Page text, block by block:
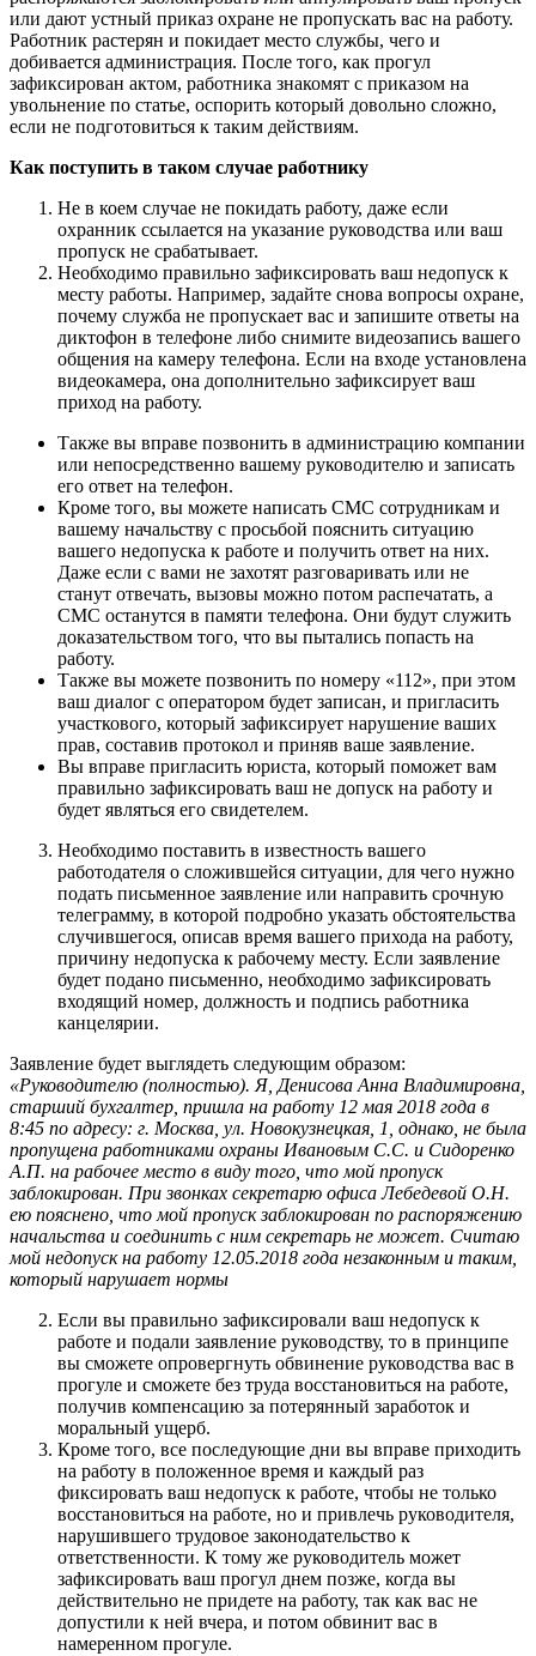
или дают устный приказ охране не пропускать вас на работу.
Работник растерян и покидает место службы, чего и
добивается администрация. После того, как прогул
зафиксирован актом, работника знакомят с приказом на
увольнение по статье, оспорить который довольно сложно,
если не подготовиться к таким действиям.
Как поступить в таком случае работнику
Не в коем случае не покидать работу, даже если
охранник ссылается на указание руководства или ваш
пропуск не срабатывает.
Необходимо правильно зафиксировать ваш недопуск к
месту работы. Например, задайте снова вопросы охране,
почему служба не пропускает вас и запишите ответы на
диктофон в телефоне либо снимите видеозапись вашего
общения на камеру телефона. Если на входе установлена
видеокамера, она дополнительно зафиксирует ваш
приход на работу.
Также вы вправе позвонить в администрацию компании
или непосредственно вашему руководителю и записать
его ответ на телефон.
Кроме того, вы можете написать СМС сотрудникам и
вашему начальству с просьбой пояснить ситуацию
вашего недопуска к работе и получить ответ на них.
Даже если с вами не захотят разговаривать или не
станут отвечать, вызовы можно потом распечатать, а
СМС останутся в памяти телефона. Они будут служить
доказательством того, что вы пытались попасть на
работу.
Также вы можете позвонить по номеру «112», при этом
ваш диалог с оператором будет записан, и пригласить
участкового, который зафиксирует нарушение ваших
прав, составив протокол и приняв ваше заявление.
Вы вправе пригласить юриста, который поможет вам
правильно зафиксировать ваш не допуск на работу и
будет являться его свидетелем.
Необходимо поставить в известность вашего
работодателя о сложившейся ситуации, для чего нужно
подать письменное заявление или направить срочную
телеграмму, в которой подробно указать обстоятельства
случившегося, описав время вашего прихода на работу,
причину недопуска к рабочему месту. Если заявление
будет подано письменно, необходимо зафиксировать
входящий номер, должность и подпись работника
канцелярии.
Заявление будет выглядеть следующим образом:
«Руководителю (полностью). Я, Денисова Анна Владимировна,
старший бухгалтер, пришла на работу 12 мая 2018 года в
8:45 по адресу: г. Москва, ул. Новокузнецкая, 1, однако, не была
пропущена работниками охраны Ивановым С.С. и Сидоренко
А.П. на рабочее место в виду того, что мой пропуск
заблокирован. При звонках секретарю офиса Лебедевой О.Н.
ею пояснено, что мой пропуск заблокирован по распоряжению
начальства и соединить с ним секретарь не может. Считаю
мой недопуск на работу 12.05.2018 года незаконным и таким,
который нарушает нормы
Если вы правильно зафиксировали ваш недопуск к
работе и подали заявление руководству, то в принципе
вы сможете опровергнуть обвинение руководства вас в
прогуле и сможете без труда восстановиться на работе,
получив компенсацию за потерянный заработок и
моральный ущерб.
Кроме того, все последующие дни вы вправе приходить
на работу в положенное время и каждый раз
фиксировать ваш недопуск к работе, чтобы не только
восстановиться на работе, но и привлечь руководителя,
нарушившего трудовое законодательство к
ответственности. К тому же руководитель может
зафиксировать ваш прогул днем позже, когда вы
действительно не придете на работу, так как вас не
допустили к ней вчера, и потом обвинит вас в
намеренном прогуле.